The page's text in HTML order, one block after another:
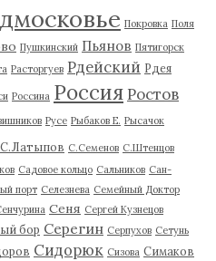
Покровка Поля
Пушкинский Пьянов Пятигорск
Расторгуев Рдейский Рдея
Россина Россия Ростов
Русе Рыбаков Е. Рысачок
С.Латыпов С.Семенов С.Штенцов
Садовое кольцо Сальников Сан-
порт Селезнева Семейный Доктор
Сеня Сергей Кузнецов
бор Серегин Серпухов Сетунь
Сидорюк Сизова Симаков